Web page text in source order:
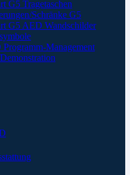
G5 Tragetaschen
Schränke G5
G5 AED Wandschilder
Management